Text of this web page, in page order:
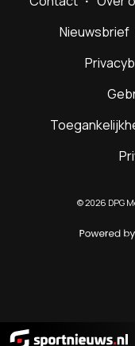
Nieuwsbrief
©2026 DPG